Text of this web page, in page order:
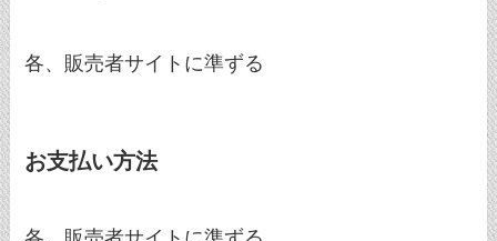
各、販売者サイトに準ずる
お支払い方法